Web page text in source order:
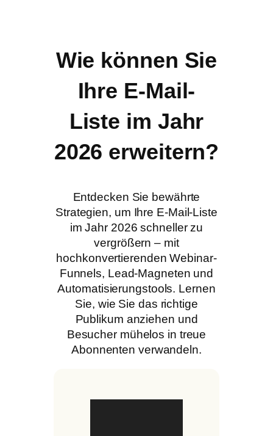
Wie können Sie
Ihre E-Mail-
Liste im Jahr
2026 erweitern?
Entdecken Sie bewährte
Strategien, um Ihre E-Mail-Liste
im Jahr 2026 schneller zu
vergrößern – mit
hochkonvertierenden Webinar-
Funnels, Lead-Magneten und
Automatisierungstools. Lernen
Sie, wie Sie das richtige
Publikum anziehen und
Besucher mühelos in treue
Abonnenten verwandeln.